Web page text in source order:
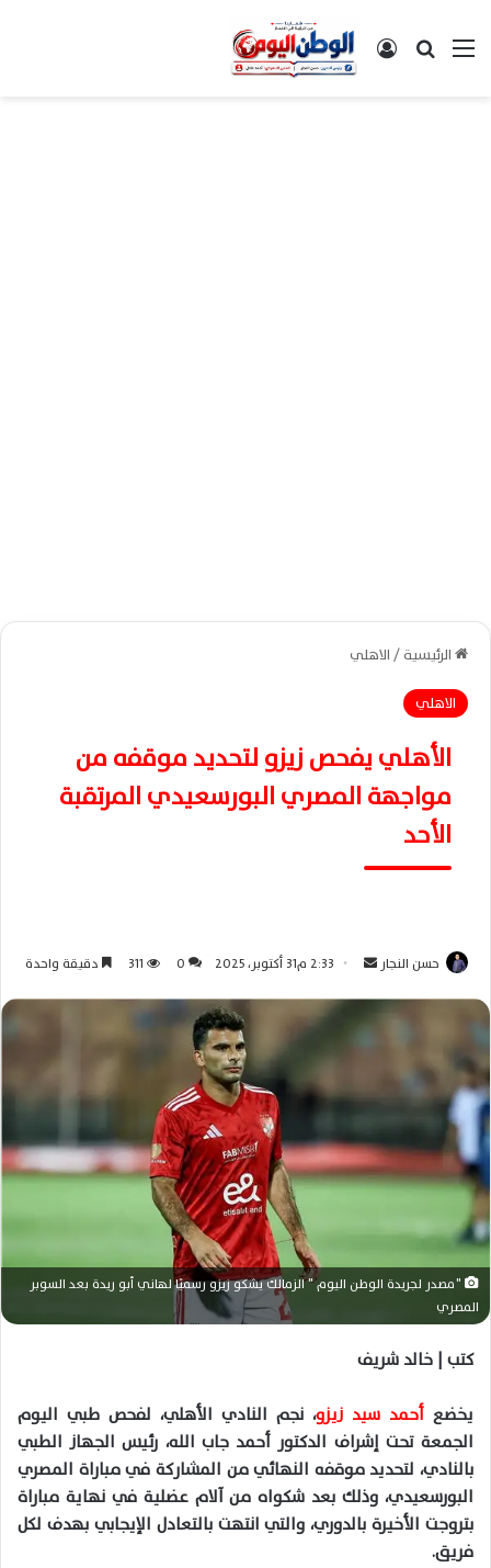
القائمةبحث عن تسجيل الدخول
الرئيسية/الاهلي
الاهلي
الأهلي يفحص زيزو لتحديد موقفه من
مواجهة المصري البورسعيدي المرتقبة
الأحد
حسن النجار
ر
د
ا
ت
ن
ا
2:33 م31 أكتوبر، 2025 0
311 دقيقة واحدة
" مصدر لجريدة الوطن اليوم " الزمالك يشكو زيزو رسميًا لهاني أبو ريدة بعد السوبر
المصري
كتب | خالد شريف
يخضع أحمد سيد زيزو، نجم النادي الأهلي، لفحص طبي اليوم
الجمعة تحت إشراف الدكتور أحمد جاب الله، رئيس الجهاز الطبي
بالنادي، لتحديد موقفه النهائي من المشاركة في مباراة المصري
البورسعيدي، وذلك بعد شكواه من آلام عضلية في نهاية مباراة
بتروجت الأخيرة بالدوري، والتي انتهت بالتعادل الإيجابي بهدف لكل
فريق.